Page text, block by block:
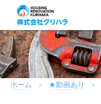
ホーム ★動画あり